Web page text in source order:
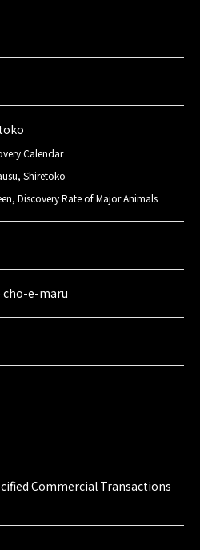
Calendar
Shiretoko
Discovery Rate of Major Animals
cho-e-maru
Commercial Transactions